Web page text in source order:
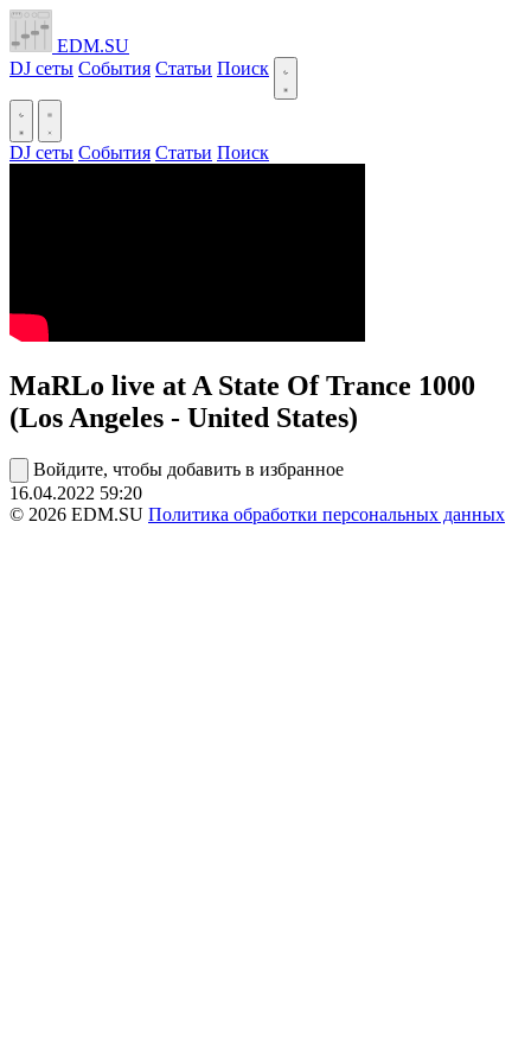
EDM.SU
DJ сеты События Статьи Поиск
DJ сеты События Статьи Поиск
MaRLo live at A State Of Trance 1000
(Los Angeles - United States)
Войдите, чтобы добавить в избранное
16.04.2022 59:20
© 2026 EDM.SU Политика обработки персональных данных